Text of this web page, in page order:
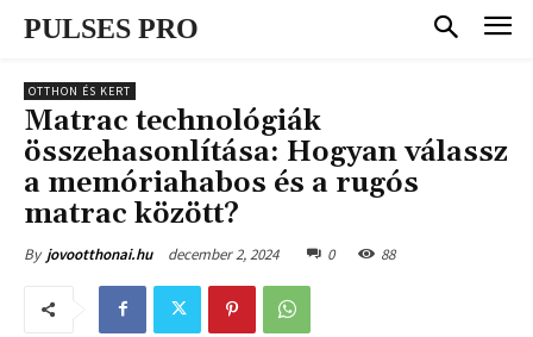
PULSES PRO
OTTHON ÉS KERT
Matrac technológiák
összehasonlítása: Hogyan válassz
a memóriahabos és a rugós
matrac között?
By jovootthonai.hu december 2, 2024 0 88